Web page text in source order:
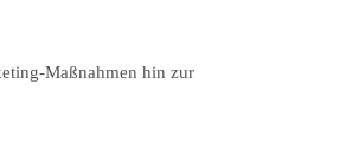
Maßnahmen hin zur